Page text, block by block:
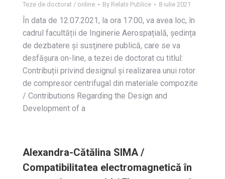
Teze de doctorat / online By Relatii Publice 8 iulie 2021
În data de 12.07.2021, la ora 17:00, va avea loc, în
cadrul facultății de Inginerie Aerospațială, ședința
de dezbatere și susţinere publică, care se va
desfășura on-line, a tezei de doctorat cu titlul:
Contribuții privind designul și realizarea unui rotor
de compresor centrifugal din materiale compozite
/ Contributions Regarding the Design and
Development of a
Alexandra-Cătălina SIMA /
Compatibilitatea electromagnetică în